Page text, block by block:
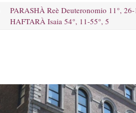
PARASHÀ Reè Deuteronomio 11°, 26-
HAFTARÀ Isaia 54°, 11-55°, 5